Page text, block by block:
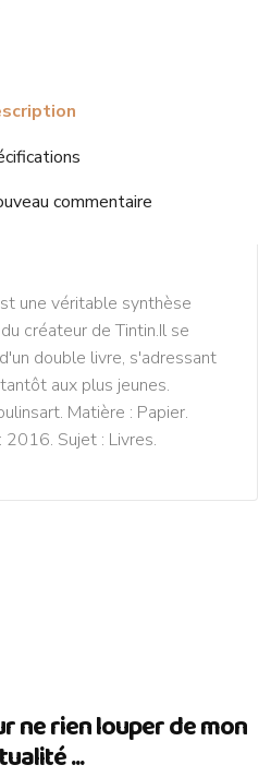
commentaire
une véritable synthèse
créateur de Tintin.Il se
double livre, s'adressant
aux plus jeunes.
Matière : Papier.
2016. Sujet : Livres.
ne rien louper de mon
...